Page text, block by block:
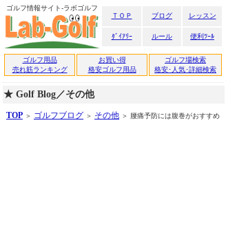
ゴルフ情報サイト-ラボゴルフ
ＴＯＰ
ブログ レッスン
ﾀﾞｲｱﾘｰ ルール 便利ﾂｰﾙ
ゴルフ用品
売れ筋ランキング
お買い得
格安ゴルフ用品
ゴルフ場検索
格安･人気･詳細検索
★ Golf Blog／その他
TOP ＞ ゴルフブログ ＞ その他 ＞ 腰痛予防には腹巻がおすすめ